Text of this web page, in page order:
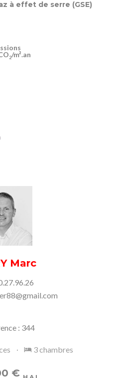
à effet de serre (GSE)
2/m².an
Marc
: 344
3 chambres
€